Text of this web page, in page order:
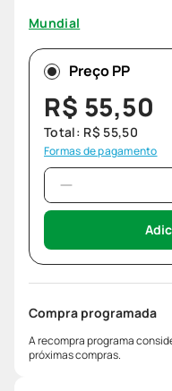
Mundial
Preço PP
R$ 55,50
Total: R$ 55,50
Formas de pagamento
Compra programada
A recompra programa
próximas compras.